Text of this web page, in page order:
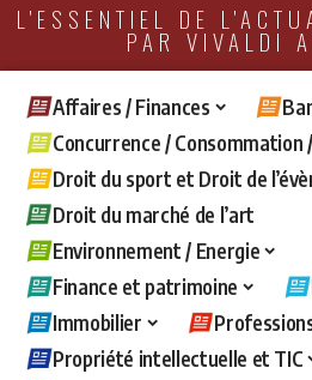
L'ESSENTIEL DE
PAR VIVALDI
Affaires / Finances
Concurrence /
Droit du sport et Droit de
Droit du marché de l’art
Environnement / Energie
Finance et patrimoine
Immobilier
Propriété intellectuelle et TIC